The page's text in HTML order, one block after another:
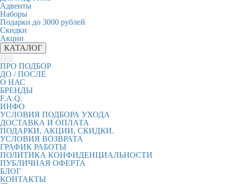
Адвенты
Наборы
Подарки до 3000 рублей
Скидки
Акции
КАТАЛОГ
ПРО ПОДБОР
ДО / ПОСЛЕ
О НАС
БРЕНДЫ
F.A.Q.
ИНФО
УСЛОВИЯ ПОДБОРА УХОДА
ДОСТАВКА И ОПЛАТА
ПОДАРКИ, АКЦИИ, СКИДКИ.
УСЛОВИЯ ВОЗВРАТА
ГРАФИК РАБОТЫ
ПОЛИТИКА КОНФИДЕНЦИАЛЬНОСТИ
ПУБЛИЧНАЯ ОФЕРТА
БЛОГ
КОНТАКТЫ